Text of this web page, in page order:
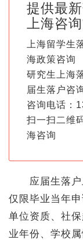
提供最
上海咨
上海留学生
海政策咨询
研究生上海
届生落户咨
咨询电话：
扫一扫二维
海咨询
应届生落户
仅限毕业当年
单位资质、社
业年份、学校